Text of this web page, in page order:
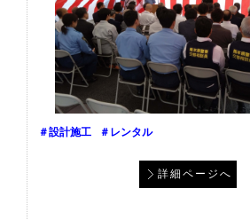
＃設計施工 ＃レンタル
詳細ページへ